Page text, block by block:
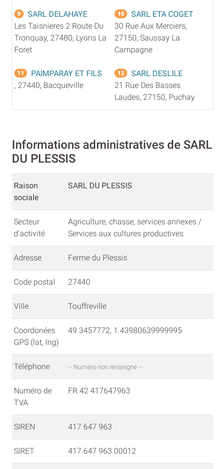
9
SARL DELAHAYE
Les Taisnieres 2 Route Du
Tronquay, 27480, Lyons La
Foret
10
SARL ETA COGET
30 Rue Aux Merciers,
27150, Saussay La
Campagne
11
PAIMPARAY ET FILS
, 27440, Bacqueville
12
SARL DESLILE
21 Rue Des Basses
Laudes, 27150, Puchay
Informations administratives de SARL
DU PLESSIS
Raison
sociale
SARL DU PLESSIS
Secteur
d'activité
Agriculture, chasse, services annexes /
Services aux cultures productives
Adresse Ferme du Plessis
Code postal 27440
Ville Touffreville
Coordonées
GPS (lat, lng)
49.3457772, 1.43980639999995
Téléphone -- Numéro non renseigné --
Numéro de
TVA
FR 42 417647963
SIREN 417 647 963
SIRET 417 647 963 00012